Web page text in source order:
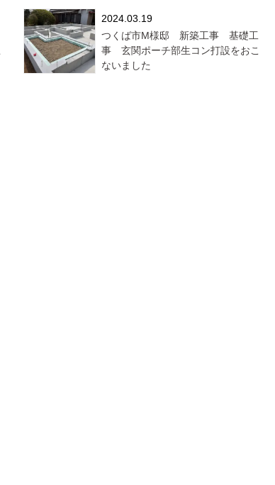
2024.03.19
つくば市M様邸 新築工事 基礎工
事 玄関ポーチ部生コン打設をおこ
ないました